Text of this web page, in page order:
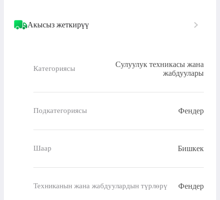
Акысыз жеткирүү
Категориясы
Сулуулук техникасы жана
жабдуулары
Подкатегориясы Фендер
Шаар Бишкек
Техниканын жана жабдуулардын түрлөрү Фендер